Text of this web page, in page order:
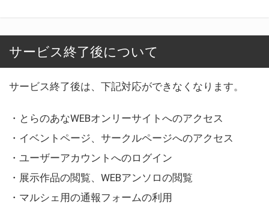
サービス終了後について
サービス終了後は、下記対応ができなくなります。
・とらのあなWEBオンリーサイトへのアクセス
・イベントページ、サークルページへのアクセス
・ユーザーアカウントへのログイン
・展示作品の閲覧、WEBアンソロの閲覧
・マルシェ用の通報フォームの利用